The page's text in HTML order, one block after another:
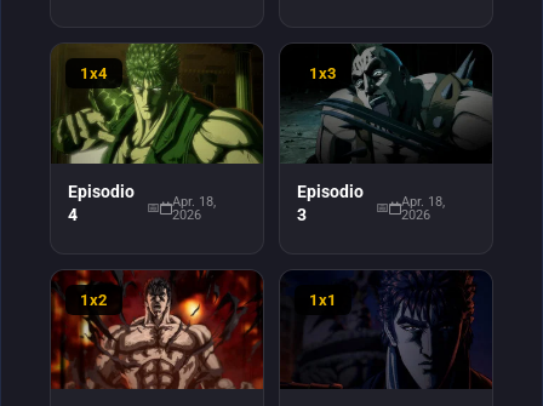
1x4
Episodio
4
Apr. 18,
2026
1x3
Episodio
3
Apr. 18,
2026
1x2 1x1